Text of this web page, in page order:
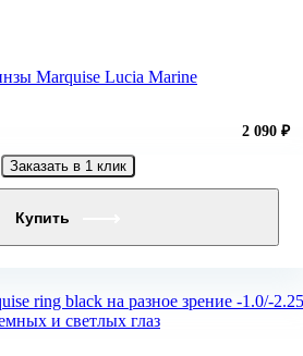
Marquise Lucia Marine
2 090 ₽
Заказать в 1 клик